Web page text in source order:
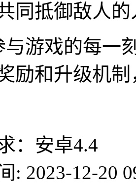
同抵御敌人
游戏的每一
励和升级机
：安卓4.4
: 2023-12-20